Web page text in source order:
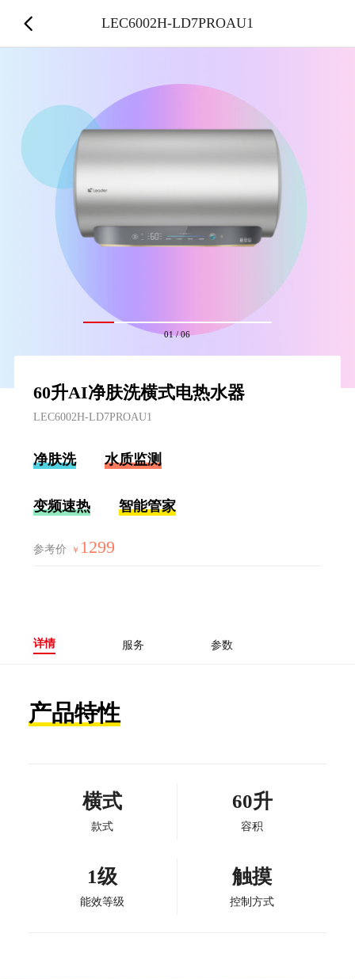
01/06
60升AI净肤洗横式电热水器
LEC6002H-LD7PROAU1
净肤洗 水质监测
变频速热 智能管家
参考价 ￥ 1299
详情 服务 参数
产品特性
横式
款式
60升
容积
1级
能效等级
触摸
控制方式
LEC6002H-LD7PROAU1